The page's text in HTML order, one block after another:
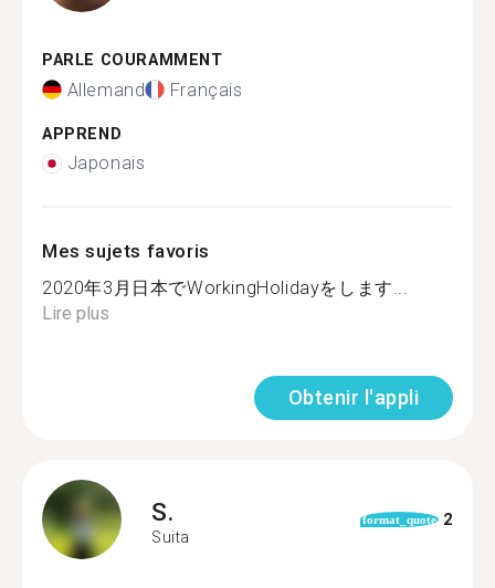
PARLE COURAMMENT
Allemand Français
APPREND
Japonais
Mes sujets favoris
2020年3月日本でWorkingHolidayをします...
Lire plus
Obtenir l'appli
S.
Suita
format_quote 2